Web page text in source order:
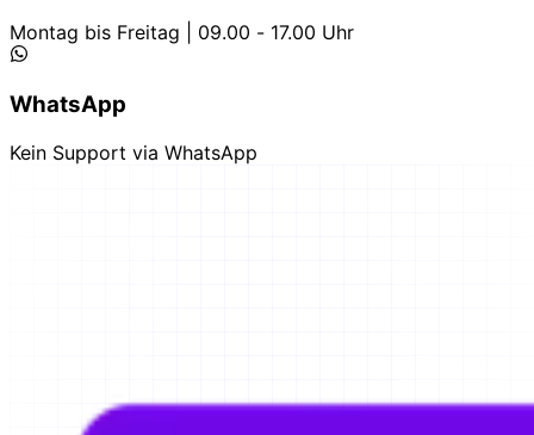
Montag bis Freitag | 09.00 - 17.00 Uhr
WhatsApp
Kein Support via WhatsApp